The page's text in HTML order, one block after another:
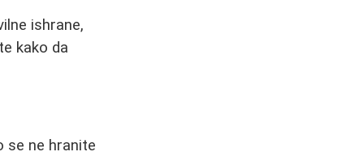
ishrane,
kako da
se ne hranite